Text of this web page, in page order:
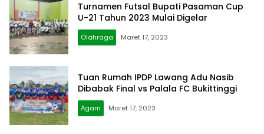
Turnamen Futsal Bupati Pasaman Cup
U-21 Tahun 2023 Mulai Digelar
Olahraga Maret 17, 2023
Tuan Rumah IPDP Lawang Adu Nasib
Dibabak Final vs Palala FC Bukittinggi
Agam Maret 17, 2023